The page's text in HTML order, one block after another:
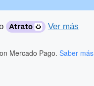
Ver más
Mercado Pago. Saber más